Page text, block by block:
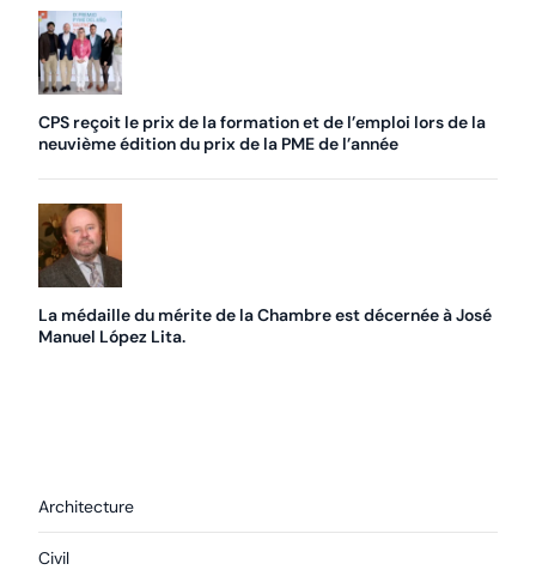
CPS reçoit le prix de la formation et de l’emploi lors de la
neuvième édition du prix de la PME de l’année
La médaille du mérite de la Chambre est décernée à José
Manuel López Lita.
Architecture
Civil